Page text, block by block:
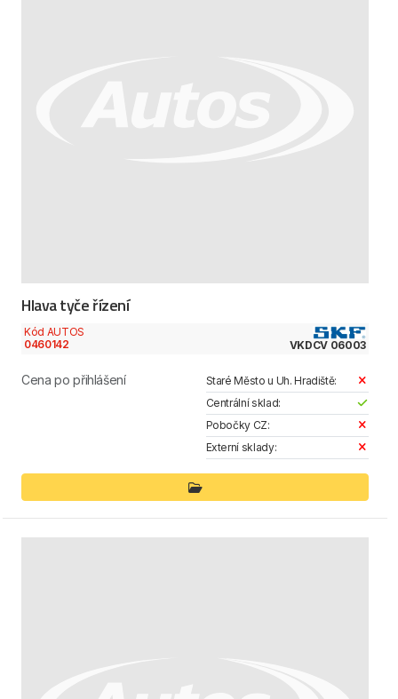
Hlava tyče řízení
Kód AUTOS
0460142
VKDCV 06003
Cena po přihlášení
Staré Město u Uh. Hradiště:
Centrální sklad:
Pobočky CZ:
Externí sklady: